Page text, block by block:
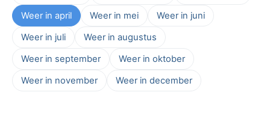
Weer in april
Weer in mei
Weer in juni
Weer in juli
Weer in augustus
Weer in september
Weer in oktober
Weer in november
Weer in december